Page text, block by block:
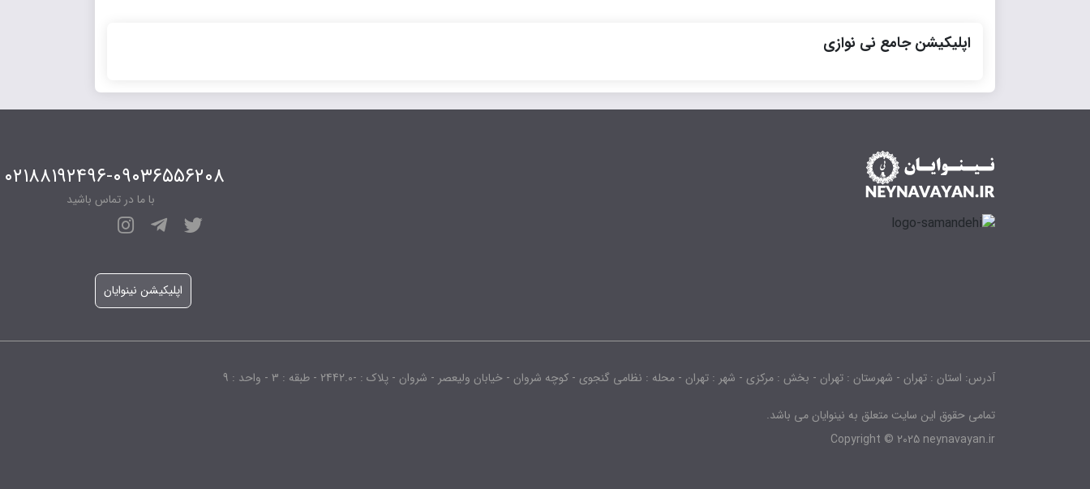
اپلیکیشن جامع نی نوازی
۰۲۱۸۸۱۹۲۴۹۶-۰۹۰۳۶۵۵۶۲۰۸
با ما در تماس باشید
اپلیکیشن نینوایان
آدرس: استان : تهران - شهرستان : تهران - بخش : مرکزی - شهر : تهران - محله : نظامی گنجوی - کوچه شروان - خیابان ولیعصر - شروان - پلاک : -2442.0 - طبقه : 3 - واحد : 9
تمامی حقوق این سایت متعلق به نینوایان می باشد.
Copyright © 2025 neynavayan.ir